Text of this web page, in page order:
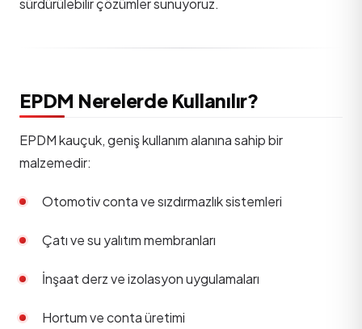
sürdürülebilir çözümler sunuyoruz.
EPDM Nerelerde Kullanılır?
EPDM kauçuk, geniş kullanım alanına sahip bir
malzemedir:
Otomotiv conta ve sızdırmazlık sistemleri
Çatı ve su yalıtım membranları
İnşaat derz ve izolasyon uygulamaları
Hortum ve conta üretimi